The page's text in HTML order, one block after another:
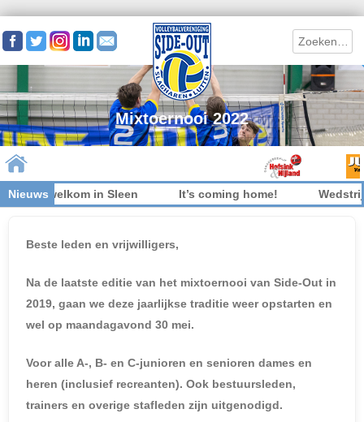
Search
Mixtoernooi 2022
Nieuws
niet welkom in Sleen It’s coming home!
Beste leden en vrijwilligers,
Na de laatste editie van het mixtoernooi van Side-Out in
2019, gaan we deze jaarlijkse traditie weer opstarten en
wel op maandagavond 30 mei.
Voor alle A-, B- en C-junioren en senioren dames en
heren (inclusief recreanten). Ook bestuursleden,
trainers en overige stafleden zijn uitgenodigd.